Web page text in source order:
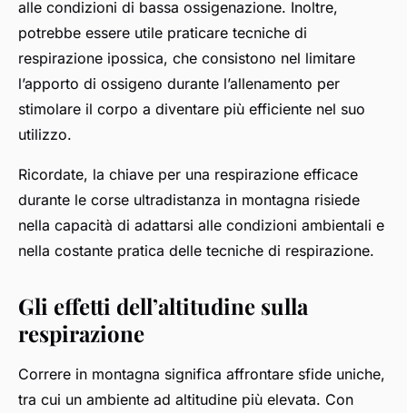
alle condizioni di bassa ossigenazione. Inoltre,
potrebbe essere utile praticare tecniche di
respirazione ipossica, che consistono nel limitare
l’apporto di ossigeno durante l’allenamento per
stimolare il corpo a diventare più efficiente nel suo
utilizzo.
Ricordate, la chiave per una respirazione efficace
durante le corse ultradistanza in montagna risiede
nella capacità di adattarsi alle condizioni ambientali e
nella costante pratica delle tecniche di respirazione.
Gli effetti dell’altitudine sulla
respirazione
Correre in montagna significa affrontare sfide uniche,
tra cui un ambiente ad altitudine più elevata. Con